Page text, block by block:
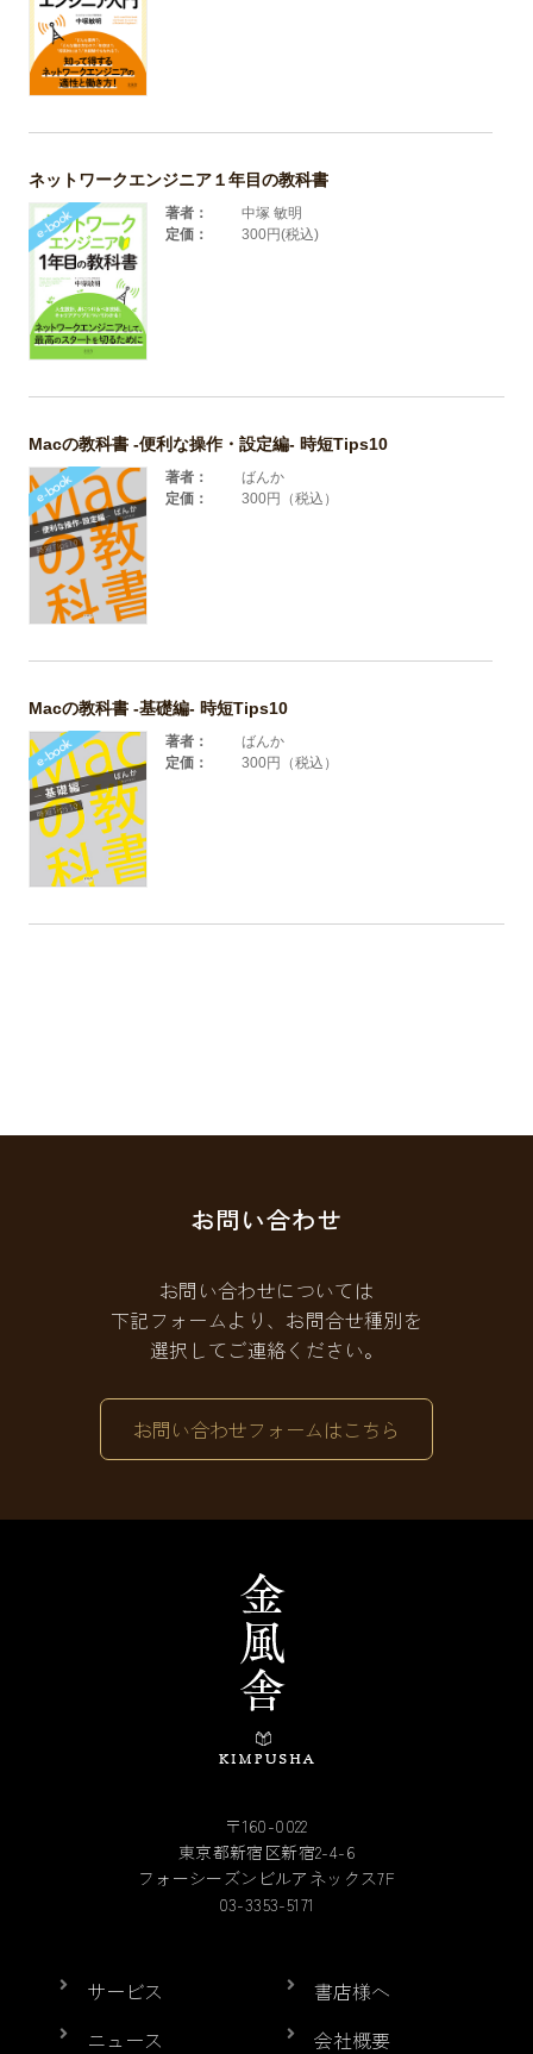
ネットワークエンジニア１年目の教科書
著者：
中塚 敏明
定価：
300円(税込)
Macの教科書 -便利な操作・設定編- 時短Tips10
著者：
ばんか
定価：
300円（税込）
Macの教科書 -基礎編- 時短Tips10
著者：
ばんか
定価：
300円（税込）
お問い合わせ
お問い合わせについては
下記フォームより、お問合せ種別を
選択してご連絡ください。
お問い合わせフォームはこちら
〒160-0022
東京都新宿区新宿2-4-6
フォーシーズンビルアネックス7F
03-3353-5171
サービス
ニュース
書店様へ
会社概要